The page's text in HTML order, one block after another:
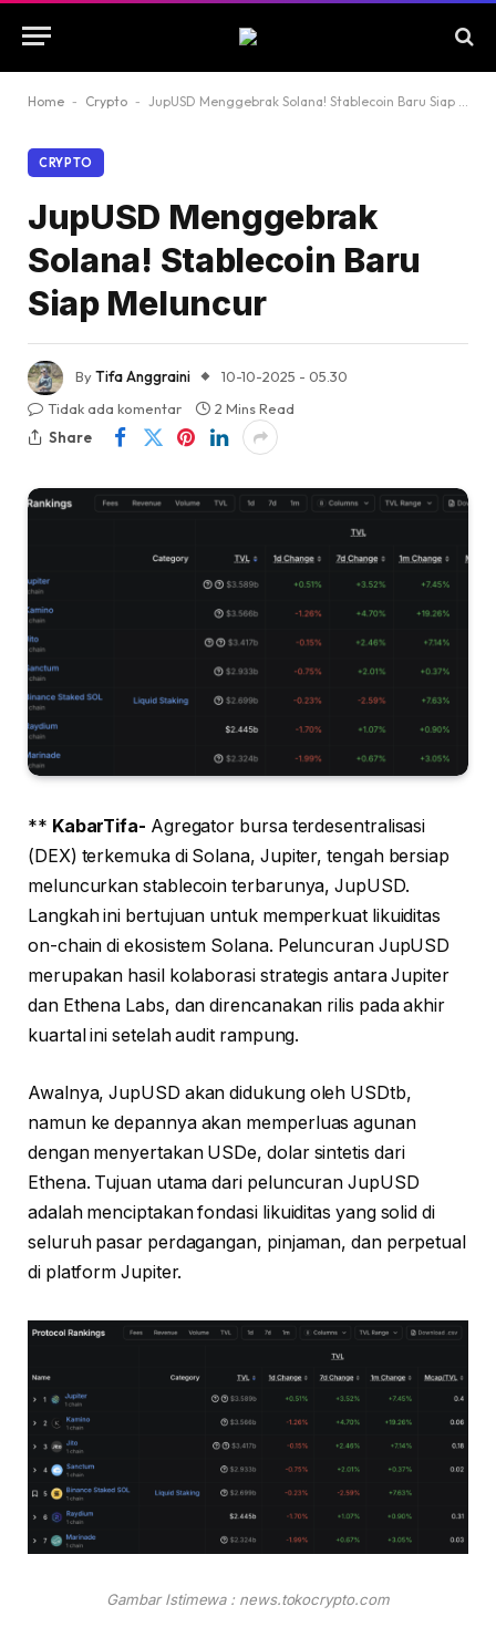
Home - Crypto - JupUSD Menggebrak Solana! Stablecoin Baru Siap Meluncur
CRYPTO
JupUSD Menggebrak
Solana! Stablecoin Baru
Siap Meluncur
ByTifa Anggraini
10-10-2025 - 05.30
Tidak ada komentar
2 Mins Read
Share
** KabarTifa- Agregator bursa terdesentralisasi
(DEX) terkemuka di Solana, Jupiter, tengah bersiap
meluncurkan stablecoin terbarunya, JupUSD.
Langkah ini bertujuan untuk memperkuat likuiditas
on-chain di ekosistem Solana. Peluncuran JupUSD
merupakan hasil kolaborasi strategis antara Jupiter
dan Ethena Labs, dan direncanakan rilis pada akhir
kuartal ini setelah audit rampung.
Awalnya, JupUSD akan didukung oleh USDtb,
namun ke depannya akan memperluas agunan
dengan menyertakan USDe, dolar sintetis dari
Ethena. Tujuan utama dari peluncuran JupUSD
adalah menciptakan fondasi likuiditas yang solid di
seluruh pasar perdagangan, pinjaman, dan perpetual
di platform Jupiter.
Gambar Istimewa : news.tokocrypto.com